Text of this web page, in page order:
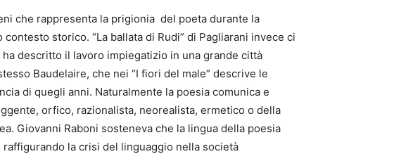
che rappresenta la prigionia del poeta durante la
storico. “La ballata di Rudi” di Pagliarani invece ci
descritto il lavoro impiegatizio in una grande città
Baudelaire, che nei “I fiori del male” descrive le
di quegli anni. Naturalmente la poesia comunica e
orfico, razionalista, neorealista, ermetico o della
Giovanni Raboni sosteneva che la lingua della poesia
la crisi del linguaggio nella società